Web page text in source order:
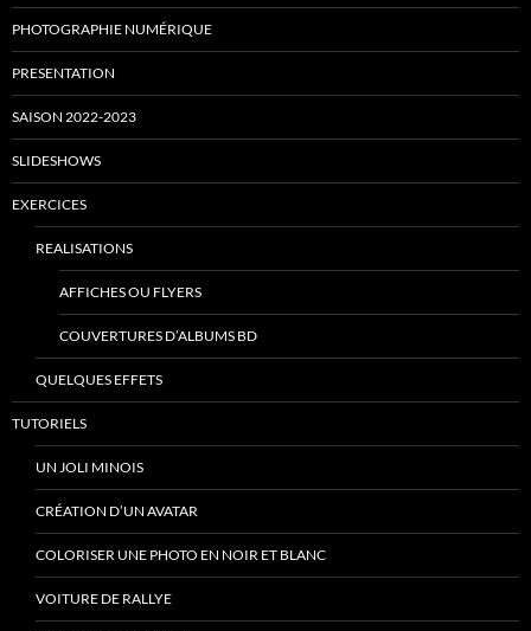
PHOTOGRAPHIE NUMÉRIQUE
PRESENTATION
SAISON 2022-2023
SLIDESHOWS
EXERCICES
REALISATIONS
AFFICHES OU FLYERS
COUVERTURES D’ALBUMS BD
QUELQUES EFFETS
TUTORIELS
UN JOLI MINOIS
CRÉATION D’UN AVATAR
COLORISER UNE PHOTO EN NOIR ET BLANC
VOITURE DE RALLYE